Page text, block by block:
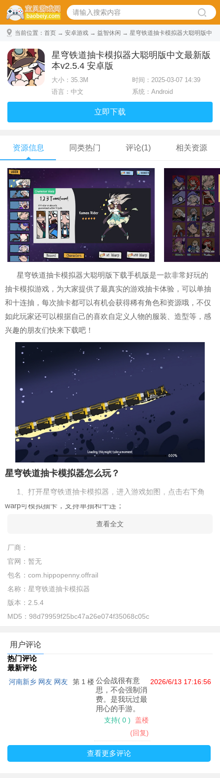
当前位置： 首页 → 安卓游戏 → 益智休闲 → 星穹铁道抽卡模拟器大聪明版中
星穹铁道抽卡模拟器大聪明版中文最新版
本v2.5.4 安卓版
大小： 35.3M
时间：2025-03-07 14:39
语言：中文
系统：Android
立即下载
资源信息 同类热门 评论(1) 相关资源
星穹铁道抽卡模拟器大聪明版下载手机版是一款非常好玩的
抽卡模拟游戏，为大家提供了最真实的游戏抽卡体验，可以单抽
和十连抽，每次抽卡都可以有机会获得稀有角色和资源哦，不仅
如此玩家还可以根据自己的喜欢自定义人物的服装、造型等，感
兴趣的朋友们快来下载吧！
星穹铁道抽卡模拟器怎么玩？
1、打开星穹铁道抽卡模拟器，进入游戏如图，点击右下角
warp可模拟抽卡，支持单抽和十连；
2、这里以十连为例，游戏真实模拟抽卡的全部过程，点击右
上角skip可跳过动画；
查看全文
厂商：
官网： 暂无
包名： com.hippopenny.offrail
名称： 星穹铁道抽卡模拟器
版本： 2.5.4
MD5： 98d79959f25bc47a26e074f35068c05c
用户评论
热门评论
最新评论
第 1 楼
河南新乡 网友 网友 2026/6/13 17:16:56
公会战很有意
思，不会强制消
费。是我玩过最
用心的手游。
支持( 0 )
盖楼
(回复)
查看更多评论